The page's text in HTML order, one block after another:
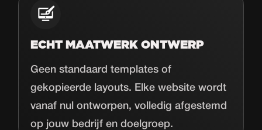
ECHT MAATWERK ONTWERP
Geen standaard templates of
gekopieerde layouts. Elke website wordt
vanaf nul ontworpen, volledig afgestemd
op jouw bedrijf en doelgroep.